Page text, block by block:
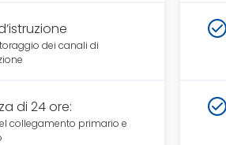
dei canali di
di 24 ore:
collegamento primario e